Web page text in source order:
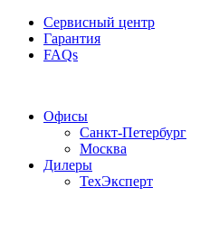
Сервисный центр
Гарантия
FAQs
Офисы
Санкт-Петербург
Москва
Дилеры
ТехЭксперт